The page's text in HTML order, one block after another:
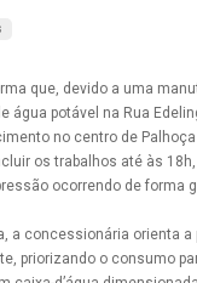
que, devido a uma
água potável na Rua
no centro de
os trabalhos até às
ocorrendo de forma
a concessionária orienta a
priorizando o consumo